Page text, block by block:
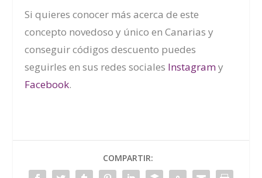
Si quieres conocer más acerca de este
concepto novedoso y único en Canarias y
conseguir códigos descuento puedes
seguirles en sus redes sociales Instagramy
Facebook.
COMPARTIR: